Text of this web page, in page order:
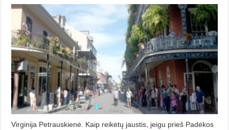
Virginija Petrauskienė. Kaip reikėtų jaustis, jeigu prieš Padėkos